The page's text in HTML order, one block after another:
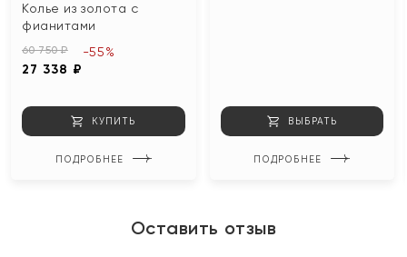
Колье из золота с
фианитами
60 750 ₽
27 338 ₽
-55%
КУПИТЬ
ПОДРОБНЕЕ
ВЫБРАТЬ
ПОДРОБНЕЕ
Оставить отзыв